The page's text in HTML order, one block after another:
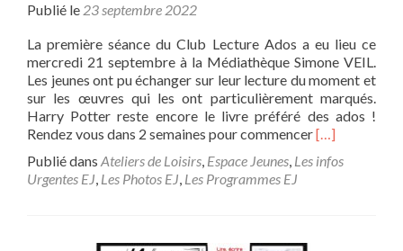
Publié le 23 septembre 2022
La première séance du Club Lecture Ados a eu lieu ce
mercredi 21 septembre à la Médiathèque Simone VEIL.
Les jeunes ont pu échanger sur leur lecture du moment et
sur les œuvres qui les ont particulièrement marqués.
Harry Potter reste encore le livre préféré des ados !
Rendez vous dans 2 semaines pour commencerEn
plus
[…]
Publié dans Ateliers de Loisirs, Espace Jeunes, Les infos
Urgentes EJ, Les Photos EJ, Les Programmes EJ